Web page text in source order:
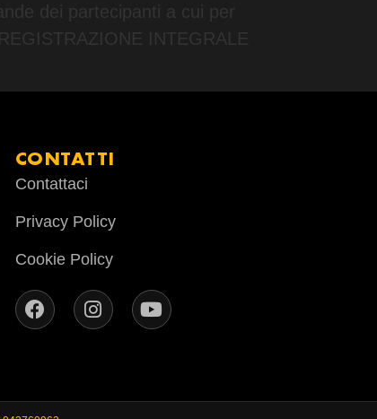
dei partecipanti a cui per
INTEGRALE
CONTATTI
Contattaci
Privacy Policy
Cookie Policy